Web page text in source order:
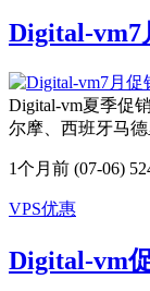
Digital-vm7
Digital-vm夏季促
尔摩、西班牙马
1个月前 (07-06)
VPS优惠
Digital-vm